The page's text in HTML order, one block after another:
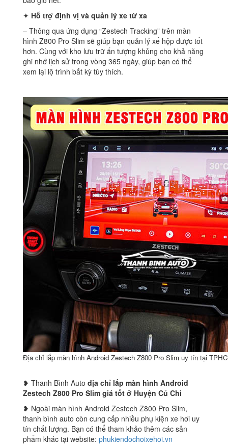
✦ Hỗ trợ định vị và quản lý xe từ xa
– Thông qua ứng dụng “Zestech Tracking” trên màn
hình Z800 Pro Slim sẽ giúp bạn quản lý xế hộp được tốt
hơn. Cùng với kho lưu trữ ấn tượng khủng cho khả năng
ghi nhớ lịch sử trong vòng 365 ngày, giúp bạn có thể
xem lại lộ trình bất kỳ tùy thích.
Địa chỉ lắp màn hình Android Zestech Z800 Pro Slim uy tín tại
❥ Thanh Bình Auto địa chỉ lắp màn hình Android
Zestech Z800 Pro Slim giá tốt ở Huyện Củ Chi
❥ Ngoài màn hình Android Zestech Z800 Pro Slim,
thanh bình auto còn cung cấp nhiều phụ kiện xe hơi uy
tín chất lượng. Bạn có thể tham khảo thêm các sản
phẩm khác tại website: phukiendochoixehoi.vn